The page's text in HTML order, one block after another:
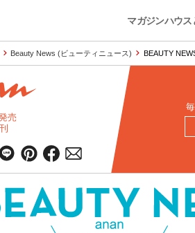
マガジンハウス
Beauty News (ビューティニュース) BEAUTY
売